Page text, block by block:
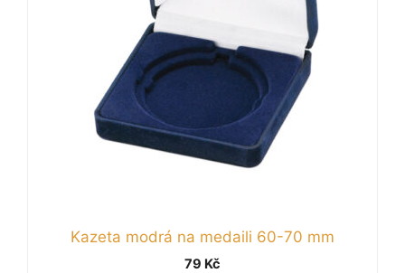
Kazeta modrá na medaili 60-70 mm
79 Kč